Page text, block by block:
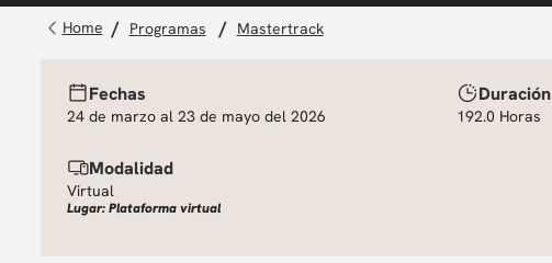
programas mastertrack
Fechas
24 de marzo al 23 de mayo del 2026
Duración
192.0 Horas
Modalidad
Virtual
Lugar: Plataforma virtual